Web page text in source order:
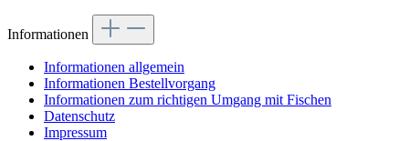
Informationen
Informationen allgemein
Informationen Bestellvorgang
Informationen zum richtigen Umgang mit Fischen
Datenschutz
Impressum